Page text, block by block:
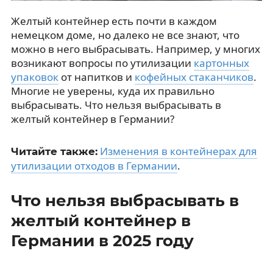
Желтый контейнер есть почти в каждом
немецком доме, но далеко не все знают, что
можно в него выбрасывать. Например, у многих
возникают вопросы по утилизации картонных
упаковокот напитков и кофейных стаканчиков.
Многие не уверены, куда их правильно
выбрасывать. Что нельзя выбрасывать в
желтый контейнер в Германии?
Читайте также: Изменения в контейнерах для
утилизации отходов в Германии.
Что нельзя выбрасывать в
желтый контейнер в
Германии в 2025 году